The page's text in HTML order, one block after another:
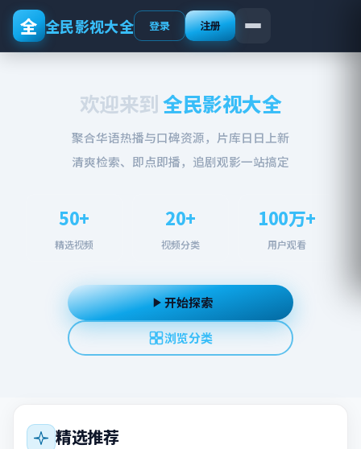
全 全民影视大全 登录 注册
欢迎来到全民影视大全
聚合华语热播与口碑资源，片库日日上新
清爽检索、即点即播，追剧观影一站搞定
50+
精选视频
20+
视频分类
100万+
用户观看
开始探索
浏览分类
精选推荐